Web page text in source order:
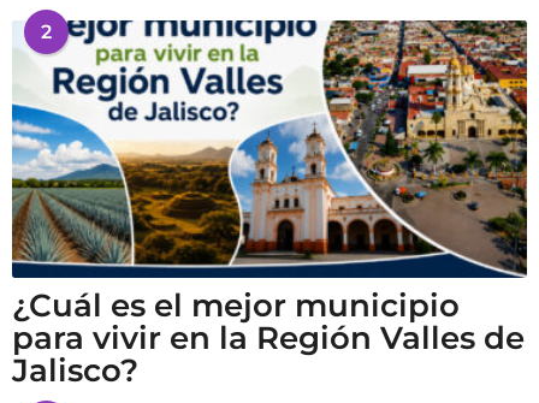
2
¿Cuál es el mejor municipio
para vivir en la Región Valles de
Jalisco?